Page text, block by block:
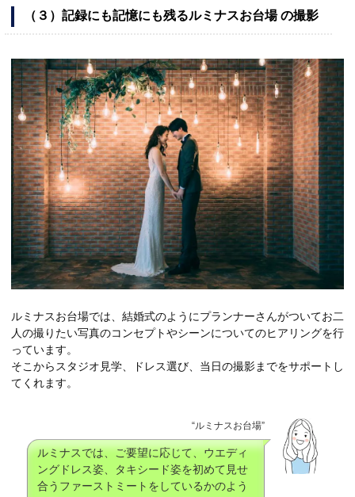
（３）記録にも記憶にも残るルミナスお台場 の撮影
ルミナスお台場では、結婚式のようにプランナーさんがついてお二
人の撮りたい写真のコンセプトやシーンについてのヒアリングを行
っています。
そこからスタジオ見学、ドレス選び、当日の撮影までをサポートし
てくれます。
“ルミナスお台場”
ルミナスでは、ご要望に応じて、ウエディ
ングドレス姿、タキシード姿を初めて見せ
合うファーストミートをしているかのよう